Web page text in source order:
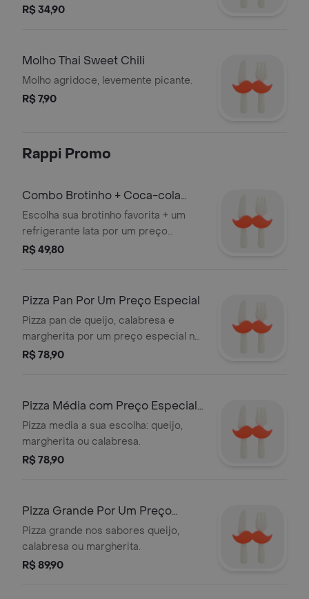
recheada de pepperoni cubo, queijo,
R$ 34,90
Molho Thai Sweet Chili
Molho agridoce, levemente picante.
R$ 7,90
Rappi Promo
Combo Brotinho + Coca-cola
Lata (Brotif)
Escolha sua brotinho favorita + um
refrigerante lata por um preço
especial!
R$ 49,80
Pizza Pan Por Um Preço Especial
Pizza pan de queijo, calabresa e
margherita por um preço especial na
quarta da pan !
R$ 78,90
Pizza Média com Preço Especial
(Rappi399)
Pizza media a sua escolha: queijo,
margherita ou calabresa.
R$ 78,90
Pizza Grande Por Um Preço
Especial (Rappi499)
Pizza grande nos sabores queijo,
calabresa ou margherita.
R$ 89,90